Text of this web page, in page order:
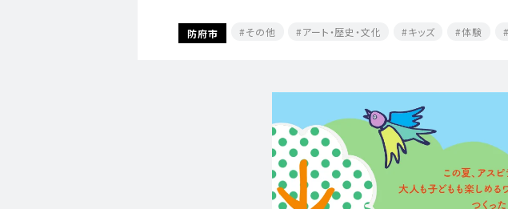
防府市 その他 アート・歴史・文化 キッズ 体験